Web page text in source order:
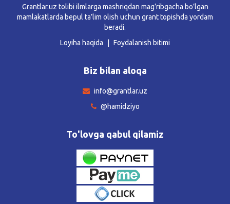
Grantlar.uz tolibi ilmlarga mashriqdan mag’ribgacha bo’lgan
mamlakatlarda bepul ta’lim olish uchun grant topishda yordam
beradi.
Loyiha haqida
Foydalanish bitimi
Biz bilan aloqa
info@grantlar.uz
@hamidziyo
To'lovga qabul qilamiz